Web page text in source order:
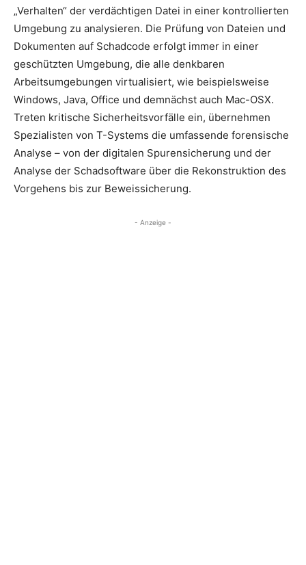
„Verhalten“ der verdächtigen Datei in einer kontrollierten
Umgebung zu analysieren. Die Prüfung von Dateien und
Dokumenten auf Schadcode erfolgt immer in einer
geschützten Umgebung, die alle denkbaren
Arbeitsumgebungen virtualisiert, wie beispielsweise
Windows, Java, Office und demnächst auch Mac-OSX.
Treten kritische Sicherheitsvorfälle ein, übernehmen
Spezialisten von T-Systems die umfassende forensische
Analyse – von der digitalen Spurensicherung und der
Analyse der Schadsoftware über die Rekonstruktion des
Vorgehens bis zur Beweissicherung.
- Anzeige -